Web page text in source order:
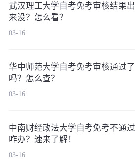
武汉理工大学自考免考审核结果出
来没？怎么看？
03-16
华中师范大学自考免考审核通过了
吗？怎么查？
03-16
中南财经政法大学自考免考不通过
咋办？速来了解！
03-16